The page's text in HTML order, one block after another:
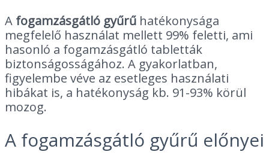
A fogamzásgátló gyűrű hatékonysága
megfelelő használat mellett 99% feletti, ami
hasonló a fogamzásgátló tabletták
biztonságosságához. A gyakorlatban,
figyelembe véve az esetleges használati
hibákat is, a hatékonyság kb. 91-93% körül
mozog.
A fogamzásgátló gyűrű előnyei